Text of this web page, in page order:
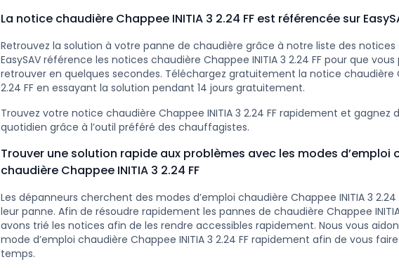
La notice chaudière Chappee INITIA 3 2.24 FF est référencée sur
Retrouvez la solution à votre panne de chaudière grâce à notre liste des notices
EasySAV référence les notices chaudière Chappee INITIA 3 2.24 FF pour que vous
retrouver en quelques secondes. Téléchargez gratuitement la notice chaudière
2.24 FF en essayant la solution pendant 14 jours gratuitement.
Trouvez votre notice chaudière Chappee INITIA 3 2.24 FF rapidement et gagnez
quotidien grâce à l’outil préféré des chauffagistes.
Trouver une solution rapide aux problèmes avec les modes d’emploi
chaudière Chappee INITIA 3 2.24 FF
Les dépanneurs cherchent des modes d’emploi chaudière Chappee INITIA 3 2.24
leur panne. Afin de résoudre rapidement les pannes de chaudière Chappee
avons trié les notices afin de les rendre accessibles rapidement. Nous vous
mode d’emploi chaudière Chappee INITIA 3 2.24 FF rapidement afin de vous
temps.